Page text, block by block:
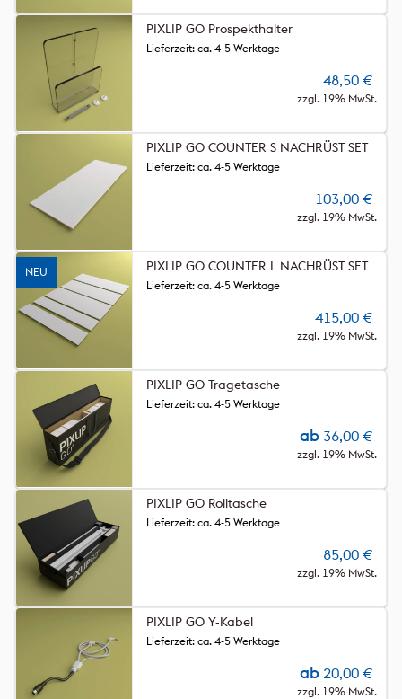
PIXLIP GO Prospekthalter
48,50 €
zzgl. 19% MwSt.
Lieferzeit: ca. 4-5 Werktage
PIXLIP GO COUNTER S NACHRÜST SET
103,00 €
zzgl. 19% MwSt.
Lieferzeit: ca. 4-5 Werktage
NEU PIXLIP GO COUNTER L NACHRÜST SET
415,00 €
zzgl. 19% MwSt.
Lieferzeit: ca. 4-5 Werktage
PIXLIP GO Tragetasche
ab 36,00 €
zzgl. 19% MwSt.
Lieferzeit: ca. 4-5 Werktage
PIXLIP GO Rolltasche
85,00 €
zzgl. 19% MwSt.
Lieferzeit: ca. 4-5 Werktage
PIXLIP GO Y-Kabel
ab 20,00 €
zzgl. 19% MwSt.
Lieferzeit: ca. 4-5 Werktage